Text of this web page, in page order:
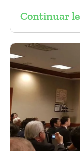
sobre a
multilayer.
sem nenhum
Continuar